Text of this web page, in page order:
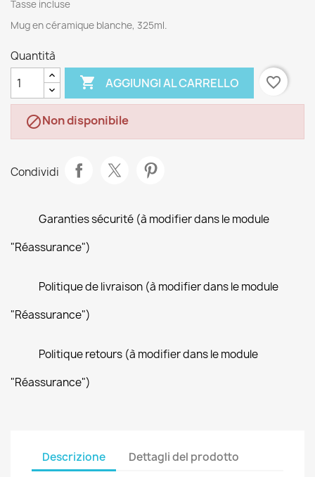
Tasse incluse
Mug en céramique blanche, 325ml.
Quantità
 AGGIUNGI AL CARRELLO favorite_border
Non disponibile
Condividi
Garanties sécurité (à modifier dans le module
"Réassurance")
Politique de livraison (à modifier dans le module
"Réassurance")
Politique retours (à modifier dans le module
"Réassurance")
Descrizione Dettagli del prodotto